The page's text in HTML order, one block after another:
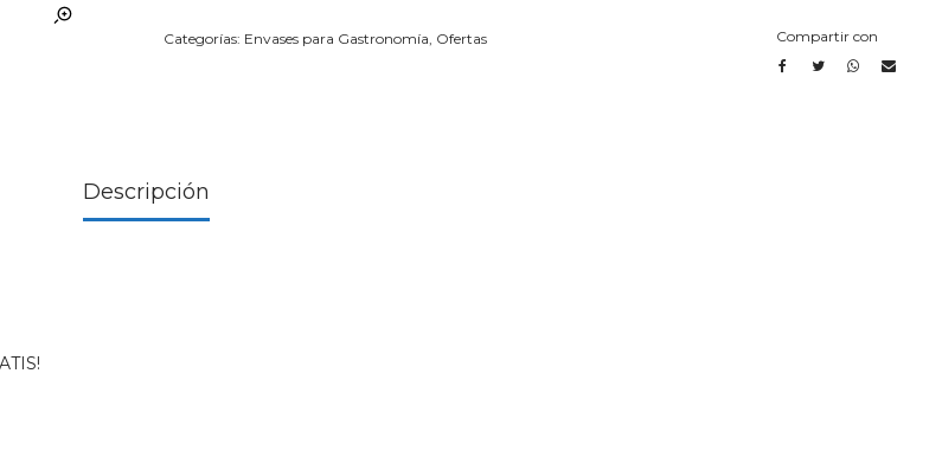
Categorías: Envases para Gastronomía Ofertas Compartir con
Descripción